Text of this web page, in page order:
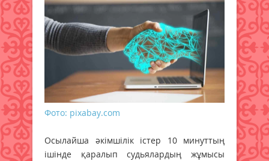
Фото: pixabay.com
Осылайша әкімшілік істер 10 минуттың
ішінде қаралып судьялардың жұмысы